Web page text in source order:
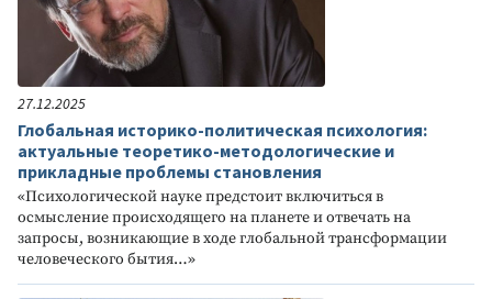
27.12.2025
Глобальная историко-политическая психология:
актуальные теоретико-методологические и
прикладные проблемы становления
«Психологической науке предстоит включиться в
осмысление происходящего на планете и отвечать на
запросы, возникающие в ходе глобальной трансформации
человеческого бытия…»